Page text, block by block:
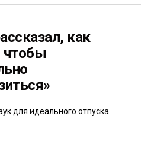
как
чтобы
для идеального отпуска